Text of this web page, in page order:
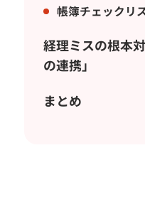
帳簿チェックリ
経理ミスの根本
の連携」
まとめ